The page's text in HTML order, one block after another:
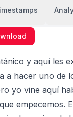
a hacer uno de
yo vine aquí
empecemos.